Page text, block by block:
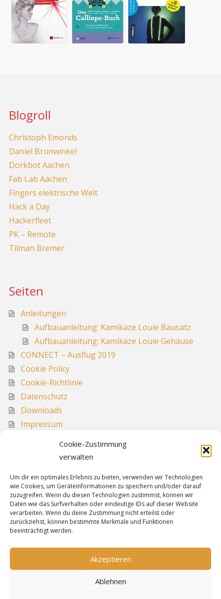
Cookie-Zustimmung
verwalten
Um dir ein optimales Erlebnis zu bieten, verwenden wir Technologien
wie Cookies, um Geräteinformationen zu speichern und/oder darauf
zuzugreifen. Wenn du diesen Technologien zustimmst, können wir
Daten wie das Surfverhalten oder eindeutige IDs auf dieser Website
verarbeiten. Wenn du deine Zustimmung nicht erteilst oder
zurückziehst, können bestimmte Merkmale und Funktionen
beeinträchtigt werden.
Akzeptieren
Ablehnen
Blogroll
Christoph Emonds
Daniel Brunwinkel
Dorkbot Aachen
Fab Lab Aachen
Fingers elektrische Welt
Hack a Day
Hackerfleet
PK – Remote
Tilman Bremer
Seiten
Anleitungen
Aufbauanleitung: Kamikaze Louie Bausatz
Aufbauanleitung: Kamikaze Louie Gehäuse
CONNECT – Ausflug 2019
Cookie Policy
Cookie-Richtlinie
Datenschutz
Downloads
Impressum
Informationen
Sitemap
Impressum